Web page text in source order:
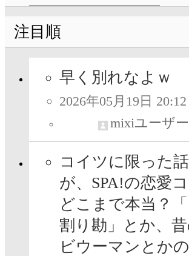
注目順
早く別れなよｗ
2026年05月19日 20:12
mixiユーザー
コイツに限った
が、SPA!の恋愛
どこまで本当？
割り勘」とか、
ビウーマンとか